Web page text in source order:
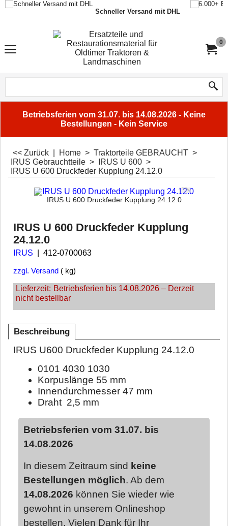
Schneller Versand mit DHL
0
Betriebsferien vom 31.07. bis 14.08.2026 - Keine
Bestellungen - Kein Service
<< Zurück Home > Traktorteile GEBRAUCHT >
IRUS Gebrauchtteile > IRUS U 600 >
IRUS U 600 Druckfeder Kupplung 24.12.0
IRUS U 600 Druckfeder Kupplung 24.12.0
IRUS U 600 Druckfeder Kupplung
24.12.0
IRUS 412-0700063
zzgl. Versand kg
Lieferzeit: Betriebsferien bis 14.08.2026 – Derzeit
nicht bestellbar
Beschreibung
IRUS U600 Druckfeder Kupplung 24.12.0
0101 4030 1030
Korpuslänge 55 mm
Innendurchmesser 47 mm
Draht 2,5 mm
Betriebsferien vom 31.07. bis
14.08.2026
In diesem Zeitraum sind keine
Bestellungen möglich. Ab dem
14.08.2026 können Sie wieder wie
gewohnt in unserem Onlineshop
bestellen. Vielen Dank für Ihr